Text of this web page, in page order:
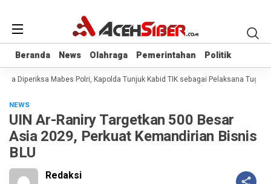
Beranda News Olahraga Pemerintahan Politik
Beranda News Olahraga Pemerintahan Politik
Diperiksa Mabes Polri, Kapolda Tunjuk Kabid TIK sebagai Pelaksana Tugas
NEWS
UIN Ar-Raniry Targetkan 500 Besar
Asia 2029, Perkuat Kemandirian Bisnis
BLU
Redaksi